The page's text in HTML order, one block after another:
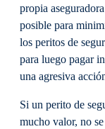
propia
posible para
los peritos de
para luego pagar
una agresiva
Si un perito de
mucho valor, no